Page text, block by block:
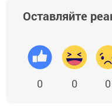
Оставляйте
0 0 0